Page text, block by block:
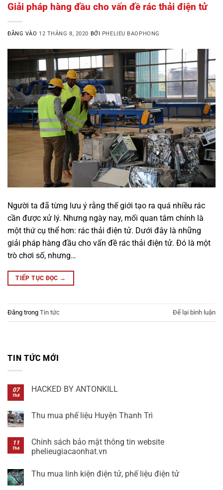
Giải pháp hàng đầu cho vấn đề rác thải điện tử
ĐĂNG VÀO 12 THÁNG 8, 2020 BỞI PHELIEU BAOPHONG
Người ta đã từng lưu ý rằng thế giới tạo ra quá nhiều rác
cần được xử lý. Nhưng ngày nay, mối quan tâm chính là
một thứ cụ thể hơn: rác thải điện tử. Dưới đây là những
giải pháp hàng đầu cho vấn đề rác thải điện tử. Đó là một
trò chơi số, nhưng…
TIẾP TỤC ĐỌC →
Đăng trong Tin tức Để lại bình luận
TIN TỨC MỚI
07
Th8
HACKED BY ANTONKILL
bình
luận
BY
ANTONKILL
Thu mua phế liệu Huyện Thanh Trì
bình
luận
ở
Thu
phế
liệu
11
Th6
Chính sách bảo mật thông tin website
phelieugiacaonhat.vn
bình
Thu mua linh kiện điện tử, phế liệu điện tử